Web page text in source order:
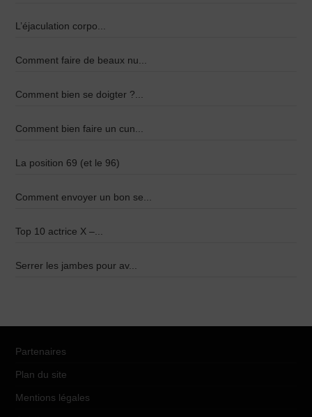
L’éjaculation corpo...
Comment faire de beaux nu...
Comment bien se doigter ?...
Comment bien faire un cun...
La position 69 (et le 96)
Comment envoyer un bon se...
Top 10 actrice X –...
Serrer les jambes pour av...
Partenaires
Plan du site
Mentions légales